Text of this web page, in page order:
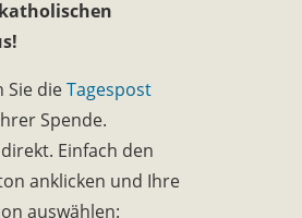
Sie dieTagespost
Spende.
Einfach den
anklicken und Ihre
auswählen: